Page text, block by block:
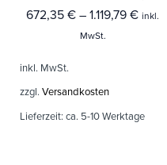
672,35 € – 1.119,79 € inkl.
MwSt.
inkl. MwSt.
zzgl. Versandkosten
Lieferzeit: ca. 5-10 Werktage